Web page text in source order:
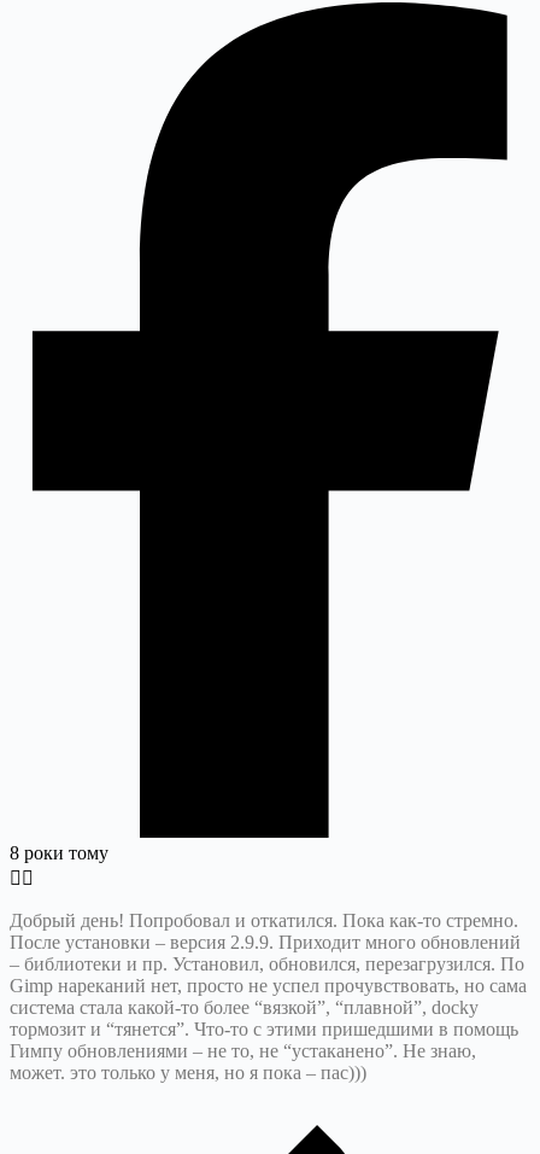
8 роки тому
Добрый день! Попробовал и откатился. Пока как-то стремно.
После установки – версия 2.9.9. Приходит много обновлений
– библиотеки и пр. Установил, обновился, перезагрузился. По
Gimp нареканий нет, просто не успел прочувствовать, но сама
система стала какой-то более “вязкой”, “плавной”, docky
тормозит и “тянется”. Что-то с этими пришедшими в помощь
Гимпу обновлениями – не то, не “устаканено”. Не знаю,
может. это только у меня, но я пока – пас)))